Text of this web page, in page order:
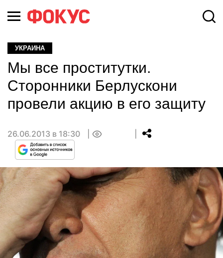
УКРАИНА
Мы все проститутки.
Сторонники Берлускони
провели акцию в его защиту
26.06.2013 в 18:30